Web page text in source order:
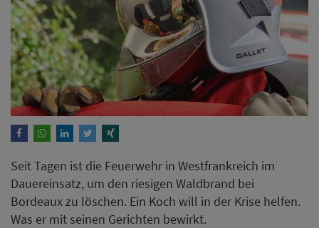
Seit Tagen ist die Feuerwehr in Westfrankreich im
Dauereinsatz, um den riesigen Waldbrand bei
Bordeaux zu löschen. Ein Koch will in der Krise helfen.
Was er mit seinen Gerichten bewirkt.